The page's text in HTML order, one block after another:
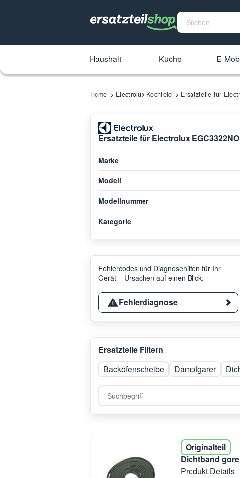
Haushalt Küche E-
Home Electrolux Kochfeld Ersatzteile für
Ersatzteile für Electrolux
Marke
Modell
Modellnummer
Kategorie
Fehlercodes und Diagnosehilfen für Ihr
Gerät – Ursachen auf einen Blick.
Fehlerdiagnose
Ersatzteile Filtern
Backofenscheibe
Dampfgarer
Originalteil
Dichtband
Produkt Details